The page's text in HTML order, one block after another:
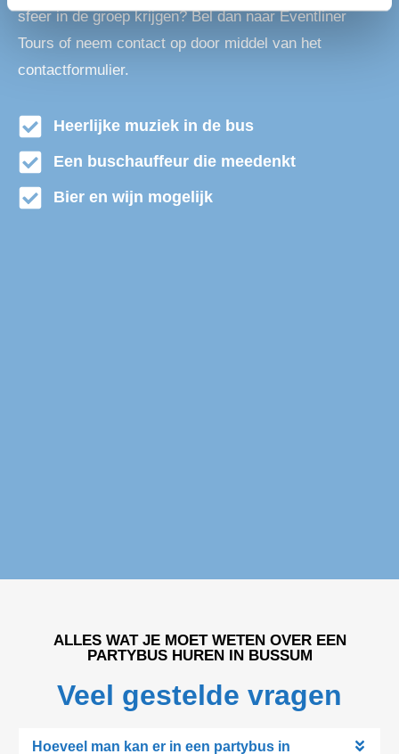
sfeer in de groep krijgen? Bel dan naar Eventliner
Tours of neem contact op door middel van het
contactformulier.
Heerlijke muziek in de bus
Een buschauffeur die meedenkt
Bier en wijn mogelijk
ALLES WAT JE MOET WETEN OVER EEN
PARTYBUS HUREN IN BUSSUM
Veel gestelde vragen
Hoeveel man kan er in een partybus in